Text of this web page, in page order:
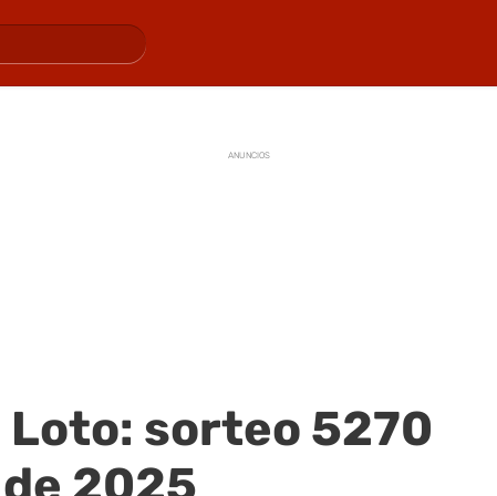
ANUNCIOS
sorteo 5270